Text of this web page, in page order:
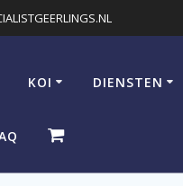
KOI DIENSTEN